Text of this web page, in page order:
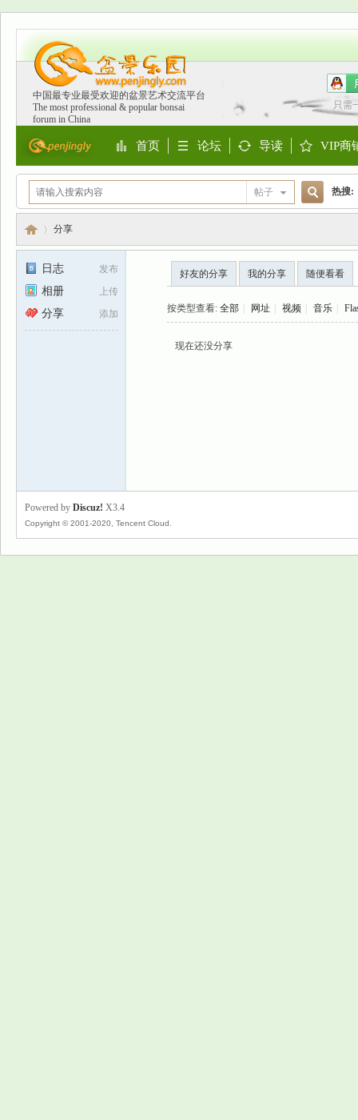
中国最专业最受欢迎的盆景艺术交流平台
The most professional & popular bonsai
forum in China
只需
首页 论坛 导读 VIP商
帖子
搜
索
热搜:
盆
分享
发布
日志
上传
相册
添加
分享
好友的分享 我的分享 随便看看
按类型查看: 全部 网址 视频 音乐
现在还没分享
Powered by Discuz! X3.4
Copyright © 2001-2020, Tencent Cloud.